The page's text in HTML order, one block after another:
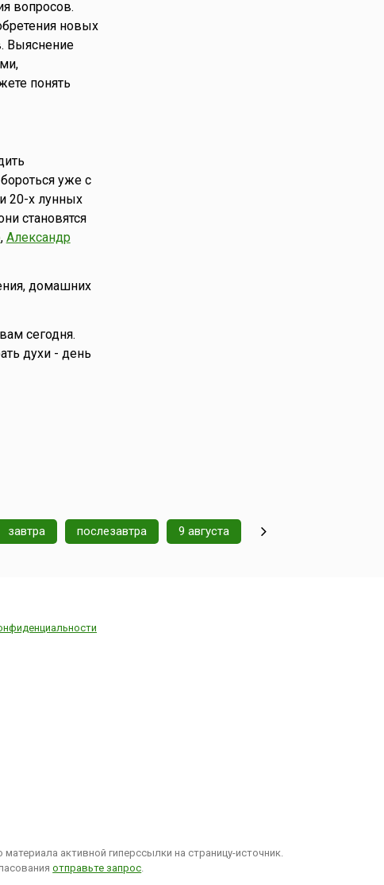
вопросов.
новых
Выяснение
понять
уже с
20-х лунных
становятся
, Александр
домашних
сегодня.
духи - день
завтра послезавтра 9 августа
активной гиперссылки на страницу-источник.
отправьте запрос.